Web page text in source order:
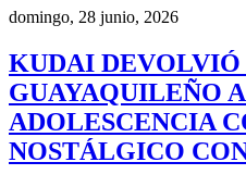
domingo, 28 junio, 2026
KUDAI
GUAYAQUILEÑO
ADOLESCENCIA
NOSTÁLGICO